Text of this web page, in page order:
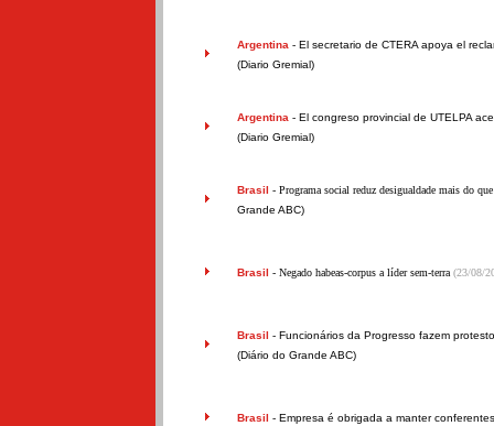
Argentina - El secretario de CTERA apoya el
(Diario Gremial)
Argentina - El congreso provincial de UTELPA
(Diario Gremial)
Brasil - Programa social reduz desigualdade mais do
Grande ABC)
Brasil - Negado habeas-corpus a líder sem-terra (23/08/
Brasil - Funcionários da Progresso fazem
(Diário do Grande ABC)
Brasil - Empresa é obrigada a manter conferentes